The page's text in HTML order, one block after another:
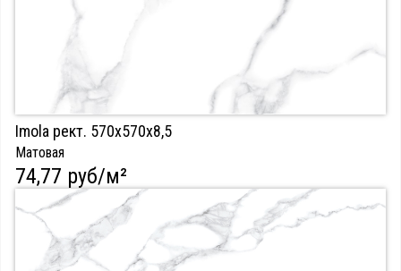
Imola рект. 570х570х8,5
Матовая
74,77 руб/м²